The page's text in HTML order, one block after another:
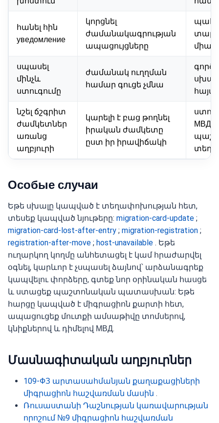
հանել հին
уведомление
կորցնել
ժամանակագրության
ապացույցները
սպասել
մինչև
ստուգումը
ժամանակ ուղղման
համար գուցե չմնա
նշել ճշգրիտ
ժամկետներ
առանց
աղբյուրի
կարելի է բաց թողնել
իրական ժամկետը
ըստ իր իրավիճակի
МВД,
Особые случаи
Եթե սխալը կապված է տեղափոխության հետ,
տեսեք կապված նյութերը: migration-card-update ;
migration-card-lost-after-entry ; migration-registration ;
registration-after-move ; host-unavailable . Եթե
ուղարկող կողմը անհետացել է կամ հրաժարվել
օգնել, կարևոր է չսպասել ձայնով՝ արձանագրեք
կապվելու փորձերը, գտեք նոր օրինական հասցե
և ստացեք պաշտոնական պատասխան: Եթե
հարցը կապված է միգրացիոն քարտի հետ,
ապացուցեք մուտքի ամսաթիվը տոմսերով,
կնիքներով և դիմելով МВД.
Մասնագիտական աղբյուրներ
109-ФЗ արտասահմանյան քաղաքացիների
միգրացիոն հաշվառման մասին .
Ռուսաստանի Դաշնության կառավարության
որոշում №9 միգրացիոն հաշվառման